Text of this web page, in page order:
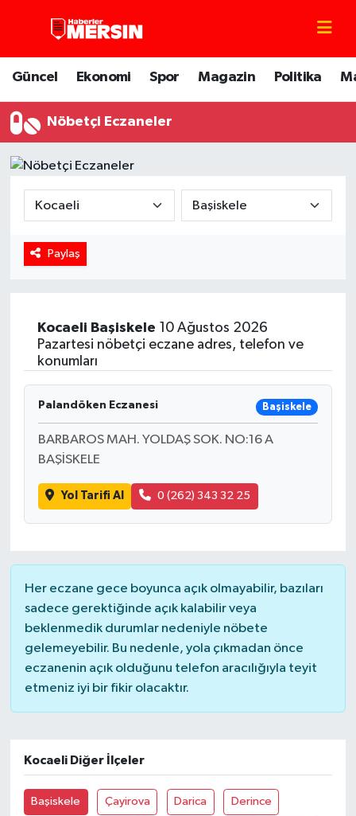
Güncel Ekonomi Spor Magazin Politika
Nöbetçi Eczaneler
Paylaş
Kocaeli Başiskele 10 Ağustos 2026
Pazartesi nöbetçi eczane adres, telefon ve
konumları
Palandöken Eczanesi Başiskele
BARBAROS MAH. YOLDAŞ SOK. NO:16 A
BAŞİSKELE
Yol Tarifi Al 0 (262) 343 32 25
Her eczane gece boyunca açık olmayabilir, bazıları
sadece gerektiğinde açık kalabilir veya
beklenmedik durumlar nedeniyle nöbete
gelemeyebilir. Bu nedenle, yola çıkmadan önce
eczanenin açık olduğunu telefon aracılığıyla teyit
etmeniz iyi bir fikir olacaktır.
Kocaeli Diğer İlçeler
Başiskele Çayirova Darica Derince
Mersin Nöbetçi Eczaneler
Mersin Hava Durumu
Mersin Trafik Yoğunluk Haritası
Tüm Manşetler
Son Dakika Haberleri